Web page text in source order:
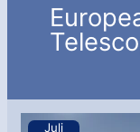
Juli